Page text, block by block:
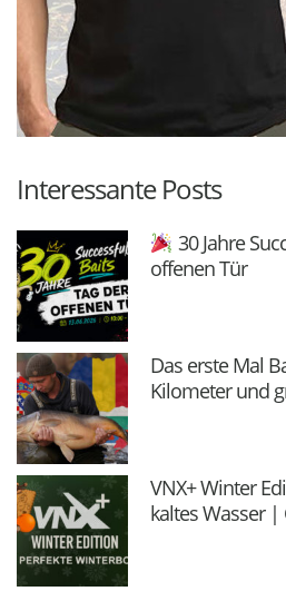
Interessante Posts
30 Jahre
offenen Tür
Das erste Mal
Kilometer und
VNX+ Winter
kaltes Wasser |